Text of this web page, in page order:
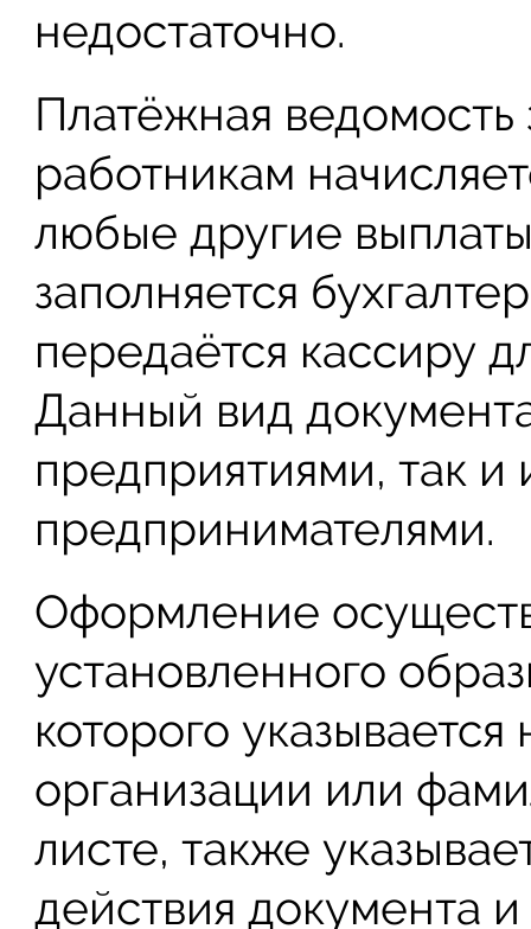
недостаточно.
Платёжная ведомость
работникам
любые другие
заполняется
передаётся кассиру
Данный вид
предприятиями, так
предпринимателями.
Оформление
установленного
которого
организации или
листе, также
действия документа